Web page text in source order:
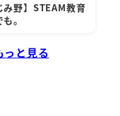
み野】STEAM教育
。
と見る